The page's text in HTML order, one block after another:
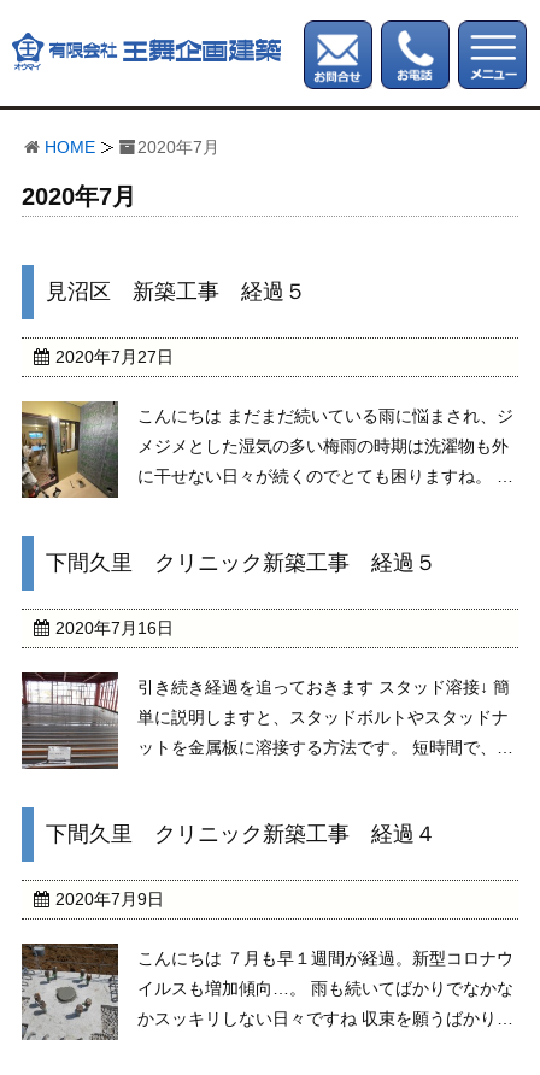
HOME 2020年7月
2020年7月
見沼区 新築工事 経過５
2020年7月27日
こんにちは まだまだ続いている雨に悩まされ、ジ
メジメとした湿気の多い梅雨の時期は洗濯物も外
に干せない日々が続くのでとても困りますね。 し
ラウンジが併設されていたり、フリマアプリの物
下間久里 クリニック新築工事 経過５
2020年7月16日
引き続き経過を追っておきます スタッド溶接↓ 簡
単に説明しますと、スタッドボルトやスタッドナ
ットを金属板に溶接する方法です。 短時間で、高
クリート工事で重要である一つ。 下地を堅固にす
下間久里 クリニック新築工事 経過４
2020年7月9日
こんにちは ７月も早１週間が経過。新型コロナウ
イルスも増加傾向…。 雨も続いてばかりでなかな
かスッキリしない日々ですね 収束を願うばかりで